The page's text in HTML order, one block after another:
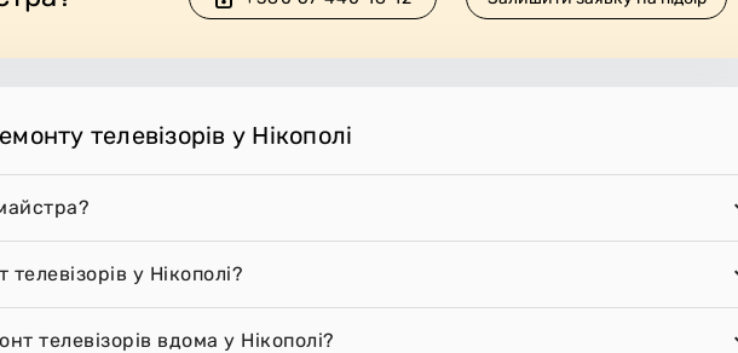
телевізорів у Нікополі
у Нікополі?
телевізорів вдома у Нікополі?